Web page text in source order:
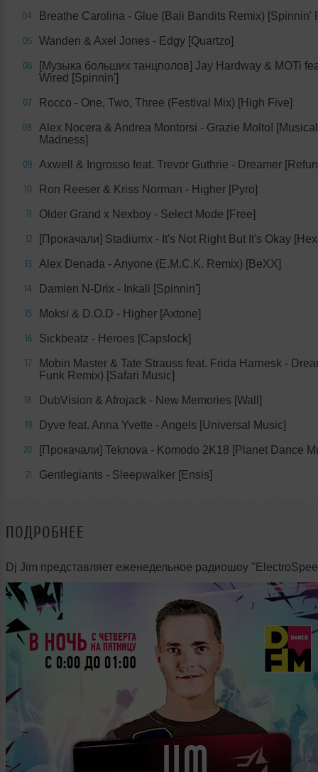
04 Breathe Carolina - Glue (Bali Bandits Remix) [Spinnin'
05 Wanden & Axel Jones - Edgy [Quartzo]
06
[Музыка больших танцполов] Jay Hardway & MOTi
Wired [Spinnin']
07 Rocco - One, Two, Three (Festival Mix) [High Five]
08
Alex Nocera & Andrea Montorsi - Grazie Molto! [Musical
Madness]
09 Axwell & Ingrosso feat. Trevor Guthrie - Dreamer
10 Ron Reeser & Kriss Norman - Higher [Pyro]
11 Older Grand x Nexboy - Select Mode [Free]
12 [Прокачали] Stadiumx - It's Not Right But It's Okay
13 Alex Denada - Anyone (E.M.C.K. Remix) [BeXX]
14 Damien N-Drix - Inkali [Spinnin']
15 Moksi & D.O.D - Higher [Axtone]
16 Sickbeatz - Heroes [Capslock]
17
Mobin Master & Tate Strauss feat. Frida Harnesk -
Funk Remix) [Safari Music]
18 DubVision & Afrojack - New Memories [Wall]
19 Dyve feat. Anna Yvette - Angels [Universal Music]
20 [Прокачали] Teknova - Komodo 2K18 [Planet Dance
21 Gentlegiants - Sleepwalker [Ensis]
ПОДРОБНЕЕ
Dj Jim представляет еженедельное радиошоу